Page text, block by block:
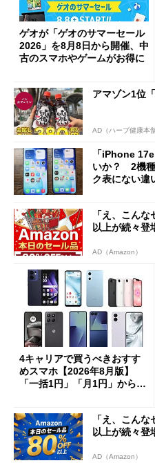
ゲオが「ゲオのサマーセール
2026」を8月8日から開催、中
古のスマホやゲームがお得に
アマゾン1位
AD（ハーブ健康本舗
「iPhone
いか？ 2機種
ク表にない違
「え、こん
以上が続々
AD（Amazon）
4キャリアで買うべきおすす
めスマホ【2026年8月版】
「一括1円」「月1円」からお
「え、こん
以上が続々
AD（Amazon）